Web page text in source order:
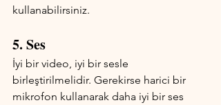
kullanabilirsiniz.
5. Ses
İyi bir video, iyi bir sesle
birleştirilmelidir. Gerekirse harici bir
mikrofon kullanarak daha iyi bir ses